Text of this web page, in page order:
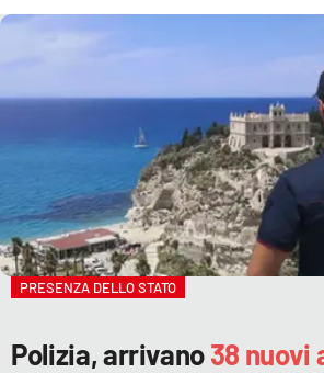
PRESENZA DELLO STATO
Polizia, arrivano38 nuovi